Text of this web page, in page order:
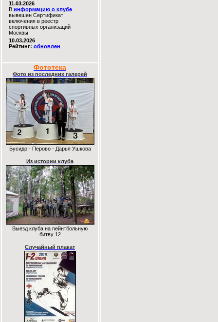
11.03.2026
В информацию о клубе
вывешен Сертификат
включения в реестр
спортивных организаций
Москвы
10.03.2026
Рейтинг: обновлен
Фототека
Фото из последних галерей
Бусидо - Перово - Дарья Ушкова
Из истории клуба
Выезд клуба на пейнтбольную
битву 12
Случайный плакат